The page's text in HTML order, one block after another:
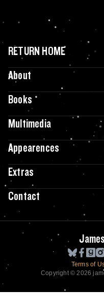
RETURN HOME
About
Books
Multimedia
Appearences
Extras
Contact
Terms of
Copyright © 2026